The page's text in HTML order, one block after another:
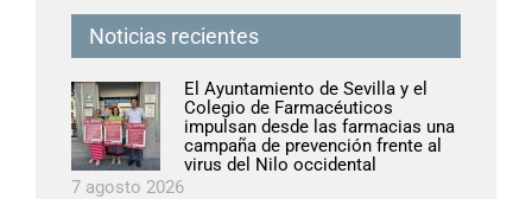
Noticias recientes
El Ayuntamiento de Sevilla y el
Colegio de Farmacéuticos
impulsan desde las farmacias una
campaña de prevención frente al
virus del Nilo occidental
7 agosto 2026